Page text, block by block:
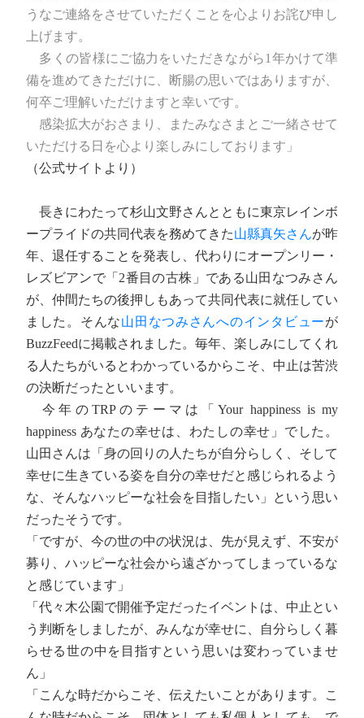
うなご連絡をさせていただくことを心よりお詫び申し
上げます。
多くの皆様にご協力をいただきながら1年かけて準
備を進めてきただけに、断腸の思いではありますが、
何卒ご理解いただけますと幸いです。
感染拡大がおさまり、またみなさまとご一緒させて
いただける日を心より楽しみにしております」
（公式サイトより）
長きにわたって杉山文野さんとともに東京レインボ
ープライドの共同代表を務めてきた山縣真矢さんが昨
年、退任することを発表し、代わりにオープンリー・
レズビアンで「2番目の古株」である山田なつみさん
が、仲間たちの後押しもあって共同代表に就任してい
ました。そんな山田なつみさんへのインタビューが
BuzzFeedに掲載されました。毎年、楽しみにしてくれ
る人たちがいるとわかっているからこそ、中止は苦渋
の決断だったといいます。
今年のTRPのテーマは「Your happiness is my
happiness あなたの幸せは、わたしの幸せ」でした。
山田さんは「身の回りの人たちが自分らしく、そして
幸せに生きている姿を自分の幸せだと感じられるよう
な、そんなハッピーな社会を目指したい」という思い
だったそうです。
「ですが、今の世の中の状況は、先が見えず、不安が
募り、ハッピーな社会から遠ざかってしまっているな
と感じています」
「代々木公園で開催予定だったイベントは、中止とい
う判断をしましたが、みんなが幸せに、自分らしく暮
らせる世の中を目指すという思いは変わっていませ
ん」
「こんな時だからこそ、伝えたいことがあります。こ